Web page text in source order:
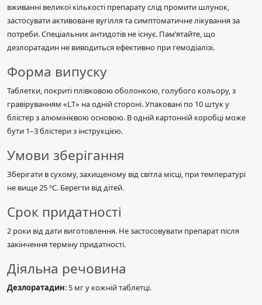
вживанні великої кількості препарату слід промити шлунок,
застосувати активоване вугілля та симптоматичне лікування за
потреби. Спеціальних антидотів не існує. Пам’ятайте, що
дезлоратадин не виводиться ефективно при гемодіалізі.
Форма випуску
Таблетки, покриті плівковою оболонкою, голубого кольору, з
гравіруванням «LT» на одній стороні. Упаковані по 10 штук у
блістер з алюмінієвою основою. В одній картонній коробці може
бути 1–3 блістери з інструкцією.
Умови зберігання
Зберігати в сухому, захищеному від світла місці, при температурі
не вище 25 ºС. Берегти від дітей.
Срок придатності
2 роки від дати виготовлення. Не застосовувати препарат після
закінчення терміну придатності.
Діяльна речовина
Дезлоратадин: 5 мг у кожній таблетці.